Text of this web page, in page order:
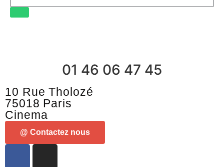
01 46 06 47 45
10 Rue Tholozé
75018 Paris
Cinema
@ Contactez nous